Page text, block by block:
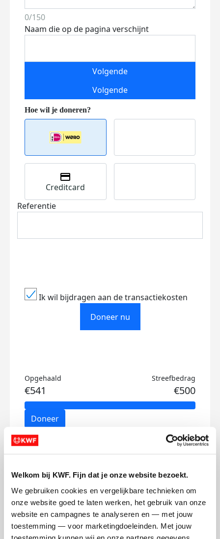
Welkom bij KWF. Fijn dat je onze website bezoekt.
We gebruiken cookies en vergelijkbare technieken om
onze website goed te laten werken, het gebruik van onze
website en campagnes te analyseren en — met jouw
toestemming — voor marketingdoeleinden. Met jouw
0/150
Naam die op de pagina verschijnt
Volgende
Volgende
Creditcard
Referentie
Ik wil bijdragen aan de transactiekosten
Doneer nu
Opgehaald
€541
Streefbedrag
€500
Doneer